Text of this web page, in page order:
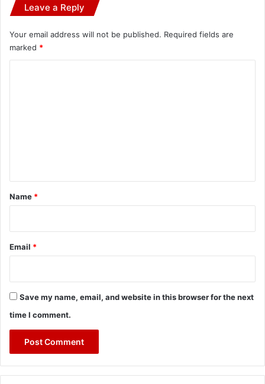
Leave a Reply
Your email address will not be published. Required fields are
marked *
*
Name *
Email *
Save my name, email, and website in this browser for the next
time I comment.